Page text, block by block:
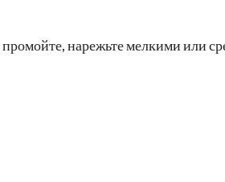
нарежьте мелкими или